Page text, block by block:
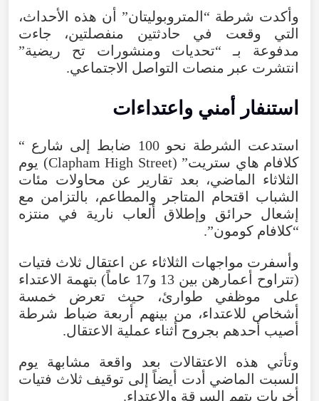
وأكدت شرطة “المتروبوليتان” أن هذه الأحداث،
التي
وقعت في حادثتين منفصلتين، جاءت
مدفوعة
بـ“تحديات ومنشورات تح ريضية”
انتشرت عبر منصات التواصل الاجتماعي.
استنفار أمني واعتداءات
استدعت الشرطة نحو 100 ضابط إلى شارع “
كلافام هاي ستريت” (
Clapham High Street
) يوم
الثلاثاء الماضي، بعد تقارير عن محاولات مئات
الشباب اقتحام المتاجر والمطاعم، بالتزامن مع
إشعال
حرائق وإطلاق ألعاب نارية في منتزه
“كلافام كومون”.
وأسفرت مواجهات الثلاثاء عن اعتقال ثلاث فتيات
(تتراوح أعمارهن بين و17 عاماً) بتهمة الاعتداء
على
موظفي طوارئ، حيث تعرض
خمسة
أشخاص للاعتداء، من بينهم أربعة ضباط شرطة
أصيب أحدهم بجروح أثناء عملية الاعتقال.
وتأتي
هذه الاعتقالات بعد واقعة مشابهة
يوم
السبت الماضي أدت أيضاً إلى توقيف ثلاث فتيات
أخريات بتهم السرقة والاعتداء.